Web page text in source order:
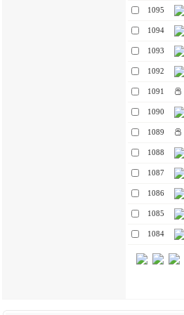
1095
1094
1093
1092
1091
1090
1089
1088
1087
1086
1085
1084